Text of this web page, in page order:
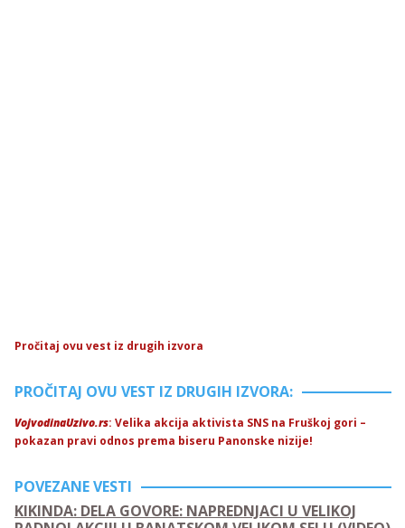
Pročitaj ovu vest iz drugih izvora
PROČITAJ OVU VEST IZ DRUGIH IZVORA:
VojvodinaUzivo.rs: Velika akcija aktivista SNS na Fruškoj gori –
pokazan pravi odnos prema biseru Panonske nizije!
POVEZANE VESTI
KIKINDA: DELA GOVORE: NAPREDNJACI U VELIKOJ